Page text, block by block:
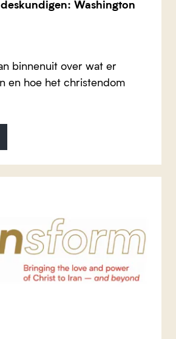
Washington
binnenuit over wat er
en hoe het christendom